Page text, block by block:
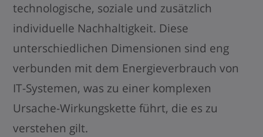
technologische, soziale und zusätzlich
individuelle Nachhaltigkeit. Diese
unterschiedlichen Dimensionen sind eng
verbunden mit dem Energieverbrauch von
IT-Systemen, was zu einer komplexen
Ursache-Wirkungskette führt, die es zu
verstehen gilt.